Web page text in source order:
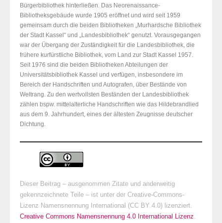
Bürgerbibliothek hinterließen. Das Neorenaissance-
Bibliotheksgebäude wurde 1905 eröffnet und wird seit 1959
gemeinsam durch die beiden Bibliotheken „Murhardsche Bibliothek
der Stadt Kassel“ und „Landesbibliothek“ genutzt. Vorausgegangen
war der Übergang der Zuständigkeit für die Landesbibliothek, die
frühere kurfürstliche Bibliothek, vom Land zur Stadt Kassel 1957.
Seit 1976 sind die beiden Bibliotheken Abteilungen der
Universitätsbibliothek Kassel und verfügen, insbesondere im
Bereich der Handschriften und Autografen, über Bestände von
Weltrang. Zu den wertvollsten Beständen der Landesbibliothek
zählen bspw. mittelalterliche Handschriften wie das Hildebrandlied
aus dem 9. Jahrhundert, eines der ältesten Zeugnisse deutscher
Dichtung.
Dieser Beitrag – ausgenommen Zitate und anderweitig
gekennzeichnete Teile – ist unter der Creative-Commons-
Lizenz Namensnennung International (CC BY 4.0) lizenziert.
Creative Commons Namensnennung 4.0 International Lizenz.